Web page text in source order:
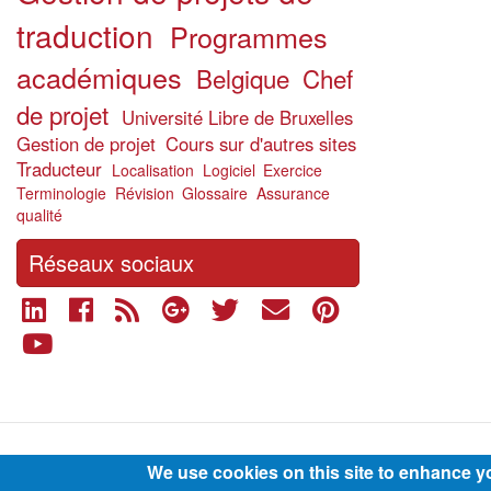
traduction Programmes
académiques Belgique Chef
de projet Université Libre de Bruxelles
Gestion de projet Cours sur d'autres sites
Traducteur Localisation Logiciel Exercice
Terminologie Révision Glossaire Assurance
qualité
Réseaux sociaux
We use cookies on this site to enhance